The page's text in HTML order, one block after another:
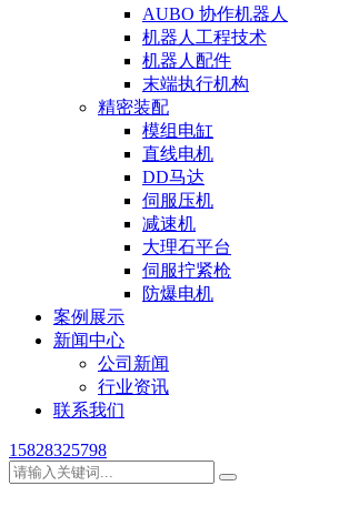
AUBO 协作机器人
机器人工程技术
机器人配件
末端执行机构
精密装配
模组电缸
直线电机
DD马达
伺服压机
减速机
大理石平台
伺服拧紧枪
防爆电机
案例展示
新闻中心
公司新闻
行业资讯
联系我们
15828325798